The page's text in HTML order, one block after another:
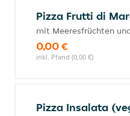
Pizza Frutti di
mit Meeresfrüchten
0,00 €
inkl. Pfand (0,00 €)
Pizza Insalata